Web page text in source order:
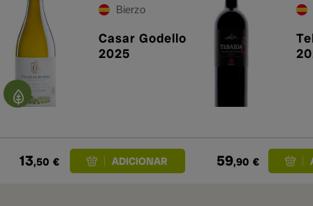
Bierzo
Casar Godello
2025
13,50 € 59,90 €